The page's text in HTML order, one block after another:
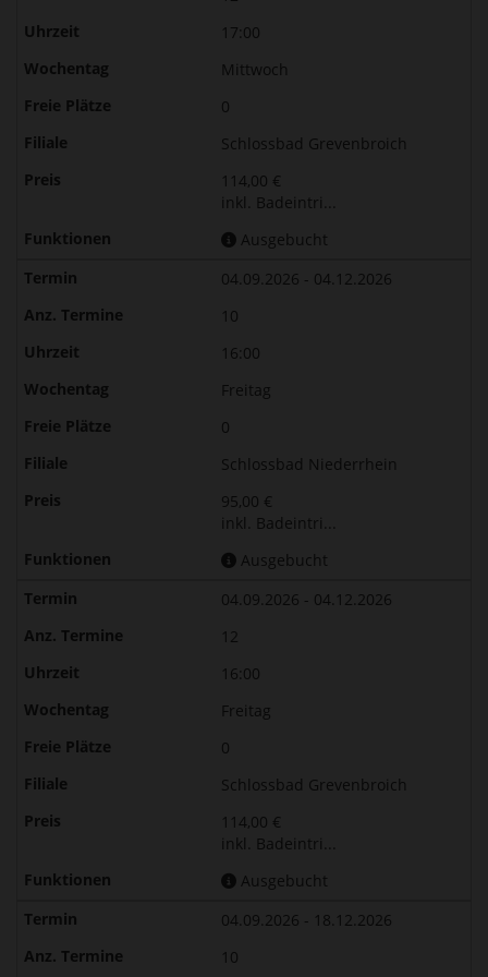
17:00
Mittwoch
0
Schlossbad Grevenbroich
114,00 €
inkl. Badeintri...
Ausgebucht
04.09.2026 - 04.12.2026
10
16:00
Freitag
0
Schlossbad Niederrhein
95,00 €
inkl. Badeintri...
Ausgebucht
04.09.2026 - 04.12.2026
12
16:00
Freitag
0
Schlossbad Grevenbroich
114,00 €
inkl. Badeintri...
Ausgebucht
04.09.2026 - 18.12.2026
10